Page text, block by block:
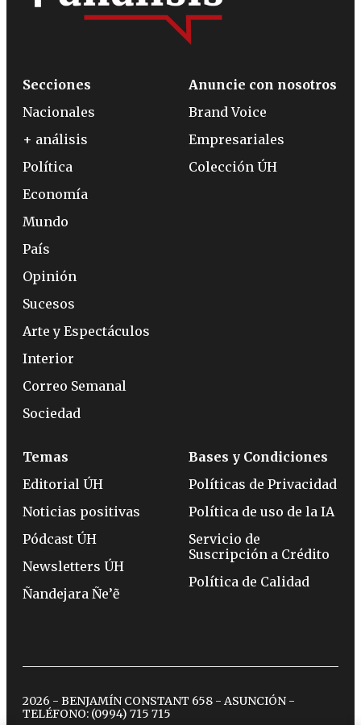
Secciones
Nacionales
+ análisis
Política
Economía
Mundo
País
Opinión
Sucesos
Arte y Espectáculos
Interior
Correo Semanal
Sociedad
Anuncie con nosotros
Brand Voice
Empresariales
Colección ÚH
Temas
Editorial ÚH
Noticias positivas
Pódcast ÚH
Newsletters ÚH
Ñandejara Ñe’ẽ
Bases y Condiciones
Políticas de Privacidad
Política de uso de la IA
Servicio de
Suscripción a Crédito
Política de Calidad
2026 - BENJAMÍN CONSTANT 658 - ASUNCIÓN -
TELÉFONO: (0994) 715 715